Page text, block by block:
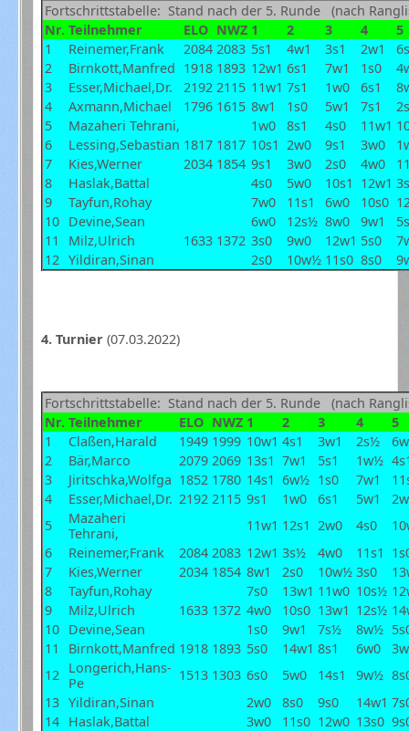
Fortschrittstabelle: Stand nach der 5. Runde (nach
Nr. Teilnehmer ELO NWZ 1 2 3 4
5
1
Reinemer,Frank 2084 2083 5s1 4w1 3s1 2w1
2
Birnkott,Manfred 1918 1893 12w1 6s1 7w1 1s0
3
Esser,Michael,Dr. 2192 2115 11w1 7s1 1w0 6s1
4
Axmann,Michael 1796 1615 8w1 1s0 5w1 7s1
5
Mazaheri Tehrani, 1w0 8s1 4s0 11w1
6
Lessing,Sebastian 1817 1817 10s1 2w0 9s1 3w0
7
Kies,Werner 2034 1854 9s1 3w0 2s0 4w0
8
Haslak,Battal 4s0 5w0 10s1 12w1
9
Tayfun,Rohay 7w0 11s1 6w0 10s0
10 Devine,Sean 6w0 12s½ 8w0 9w1
11
Milz,Ulrich 1633 1372 3s0 9w0 12w1 5s0
12 Yildiran,Sinan 2s0 10w½ 11s0 8s0
4. Turnier(07.03.2022)
Fortschrittstabelle: Stand nach der 5. Runde (nach
Nr. Teilnehmer ELO NWZ 1 2 3 4
5
1
Claßen,Harald 1949 1999 10w1 4s1 3w1 2s½
2
Bär,Marco 2079 2069 13s1 7w1 5s1 1w½
3
Jiritschka,Wolfga 1852 1780 14s1 6w½ 1s0 7w1
4
Esser,Michael,Dr. 2192 2115 9s1 1w0 6s1 5w1
5
Mazaheri
Tehrani,
11w1 12s1 2w0 4s0
6
Reinemer,Frank 2084 2083 12w1 3s½ 4w0 11s1
7
Kies,Werner 2034 1854 8w1 2s0 10w½ 3s0
8
Tayfun,Rohay 7s0 13w1 11w0 10s½
9
Milz,Ulrich 1633 1372 4w0 10s0 13w1 12s½
10 Devine,Sean 1s0 9w1 7s½ 8w½
11
Birnkott,Manfred 1918 1893 5s0 14w1 8s1 6w0
12 Longerich,Hans-
Pe
1513 1303 6s0 5w0 14s1 9w½
13 Yildiran,Sinan 2w0 8s0 9s0 14w1
14 Haslak,Battal 3w0 11s0 12w0 13s0